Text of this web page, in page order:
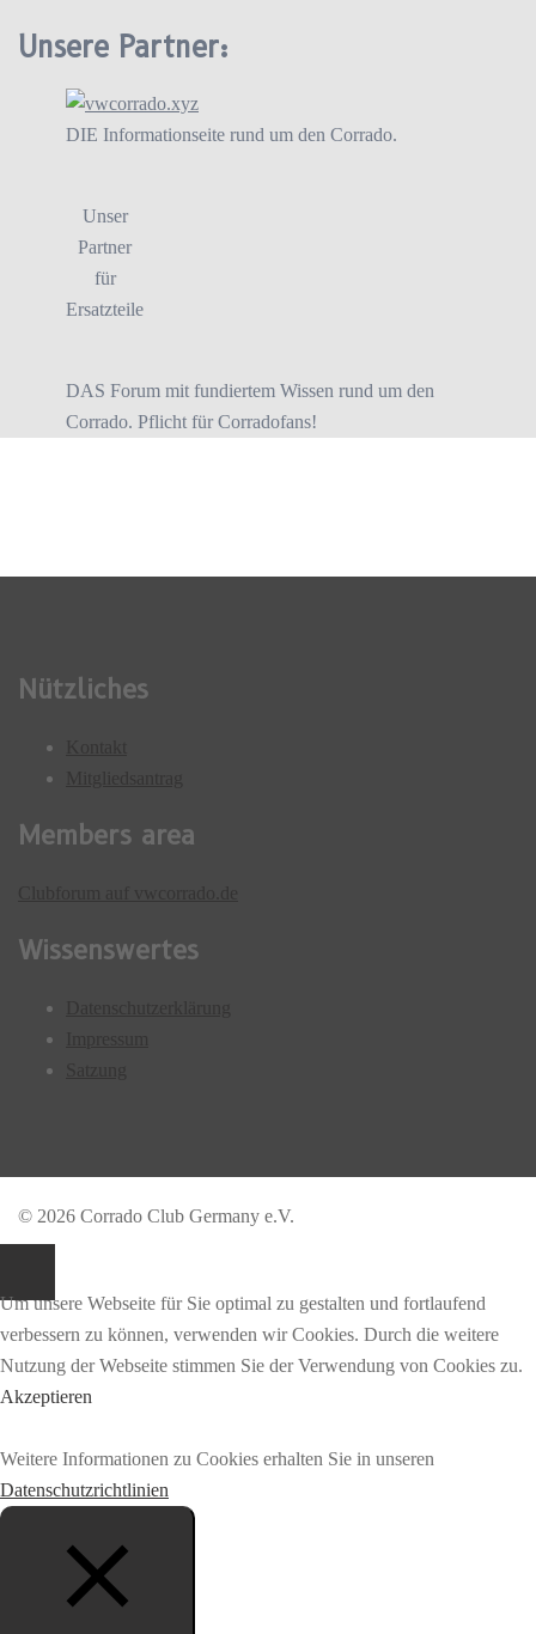
Unsere Partner:
DIE Informationseite rund um den Corrado.
Unser
Partner
für
Ersatzteile
DAS Forum mit fundiertem Wissen rund um den
Corrado. Pflicht für Corradofans!
Nützliches
Members area
Wissenswertes
© 2026 Corrado Club Germany e.V.
Um unsere Webseite für Sie optimal zu gestalten und fortlaufend
verbessern zu können, verwenden wir Cookies. Durch die weitere
Nutzung der Webseite stimmen Sie der Verwendung von Cookies zu.
Akzeptieren
Weitere Informationen zu Cookies erhalten Sie in unseren
Datenschutzrichtlinien